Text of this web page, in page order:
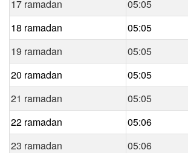
17 ramadan
05:05
18 ramadan
05:05
19 ramadan
05:05
20 ramadan
05:05
21 ramadan
05:05
22 ramadan
05:06
23 ramadan
05:06